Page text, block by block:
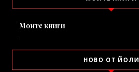
Моите книги
НОВО ОТ ЙОЛИ